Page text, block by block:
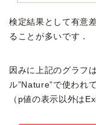
検定結果として有意
ることが多いです．
因みに上記のグラフ
ル”Nature”で使われ
（p値の表示以外は